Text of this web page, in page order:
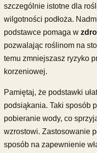
szczególnie istotne dla
wilgotności podłoża.
podstawce pomaga w
pozwalając roślinom na
temu zmniejszasz ryzyko
korzeniowej.
Pamiętaj, że podstawki
podsiąkania. Taki sposób
pobieranie wody, co
wzrostowi. Zastosowanie
sposób na zapewnienie